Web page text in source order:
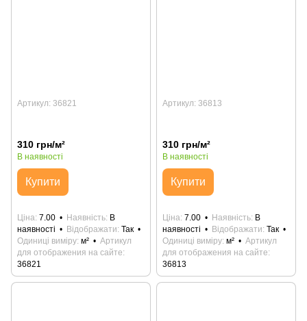
Артикул: 36821
310 грн/м²
В наявності
Купити
Ціна 7.00 Наявність В
наявності
Відображати Так
Одиниці виміру м²
Артикул
для отображения на сайте
36821
Артикул: 36813
310 грн/м²
В наявності
Купити
Ціна 7.00 Наявність В
наявності
Відображати Так
Одиниці виміру м²
Артикул
для отображения на сайте
36813